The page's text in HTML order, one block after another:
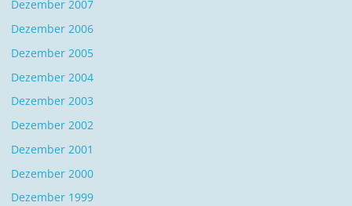
Dezember 2007
Dezember 2006
Dezember 2005
Dezember 2004
Dezember 2003
Dezember 2002
Dezember 2001
Dezember 2000
Dezember 1999